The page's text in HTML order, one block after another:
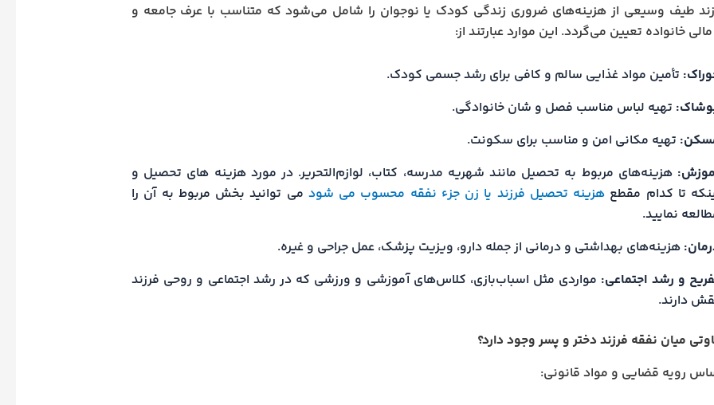
طیف وسیعی از هزینه‌های ضروری زندگی کودک یا نوجوان را شامل می‌شود که متناسب با عرف جامعه و
خانواده تعیین می‌گردد. این موارد عبارتند از:
تأمین مواد غذایی سالم و کافی برای رشد جسمی کودک.
تهیه لباس مناسب فصل و شان خانوادگی.
تهیه مکانی امن و مناسب برای سکونت.
هزینه‌های مربوط به تحصیل مانند شهریه مدرسه، کتاب، لوازم‌التحریر. در مورد هزینه های تحصیل و
تا کدام مقطع هزینه تحصیل فرزند یا زن جزء نفقه محسوب می شود می توانید بخش مربوط به آن را
نمایید.
هزینه‌های بهداشتی و درمانی از جمله دارو، ویزیت پزشک، عمل جراحی و غیره.
و رشد اجتماعی: مواردی مثل اسباب‌بازی، کلاس‌های آموزشی و ورزشی که در رشد اجتماعی و روحی فرزند
دارند.
میان نفقه فرزند دختر و پسر وجود دارد؟
رویه قضایی و مواد قانونی: